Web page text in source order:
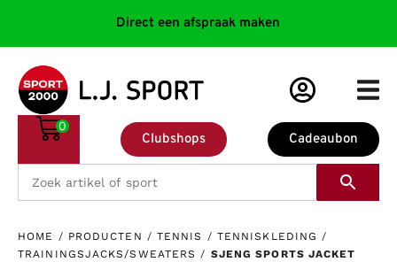
Direct een afspraak maken
Cadeaubon
Clubshops
0
HOME / PRODUCTEN / TENNIS / TENNISKLEDING /
TRAININGSJACKS/SWEATERS / SJENG SPORTS JACKET